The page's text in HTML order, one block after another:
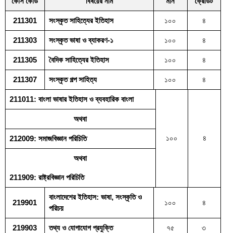
211301 সংস্কৃত সাহিত্যের ইতিহাস ১০০ ৪
211303 সংস্কৃত ভাষা ও ব্যাকরণ-১ ১০০ ৪
211305 বৈদিক সাহিত্যের ইতিহাস ১০০ ৪
211307 সংস্কৃত গল্প সাহিত্য ১০০ ৪
211011: বাংলা ভাষার ইতিহাস ও ব্যবহারিক বাংলা
অথবা
212009: সমাজবিজ্ঞান পরিচিতি
অথবা
211909: রাষ্ট্রবিজ্ঞান পরিচিতি
১০০ ৪
219901
বাংলাদেশের ইতিহাস: ভাষা, সংস্কৃতি ও
পরিচয়
১০০ ৪
219903 তথ্য ও যোগাযোগ প্রযুক্তি ৭৫ ৩